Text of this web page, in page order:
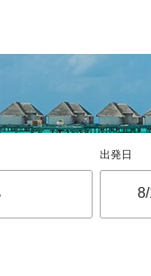
出発日